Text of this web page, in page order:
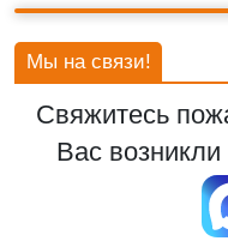
Мы на связи!
Свяжитесь
Вас